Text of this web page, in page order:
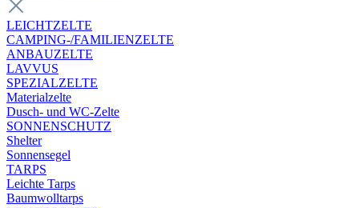
LEICHTZELTE
CAMPING-/FAMILIENZELTE
ANBAUZELTE
LAVVUS
SPEZIALZELTE
Materialzelte
Dusch- und WC-Zelte
SONNENSCHUTZ
Shelter
Sonnensegel
TARPS
Leichte Tarps
Baumwolltarps